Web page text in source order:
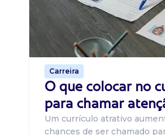
Carreira
O que colocar no
para chamar
Um currículo atrativo
chances de ser chamado